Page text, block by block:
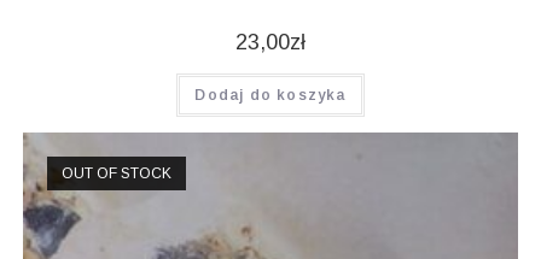
23,00zł
Dodaj do koszyka
OUT OF STOCK